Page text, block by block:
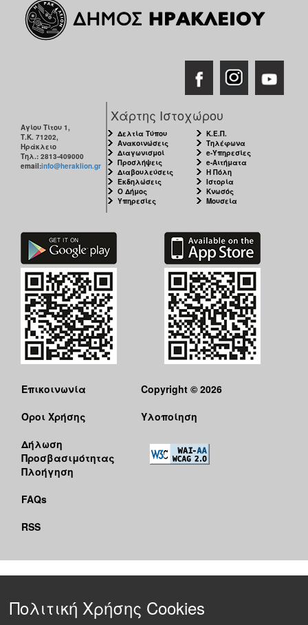
Αγίου Τίτου 1,
Τ.Κ. 71202,
Ηράκλειο
Τηλ.: 2813-409000
email:info@heraklion.gr
Χάρτης Ιστοχώρου
Δελτία Τύπου
Ανακοινώσεις
Διαγωνισμοί
Προσλήψεις
Διαβουλεύσεις
Εκδηλώσεις
Ο Δήμος
Υπηρεσίες
Κ.Ε.Π.
Τηλέφωνα
e-Υπηρεσίες
e-Αιτήματα
Η Πόλη
Ιστορία
Κνωσός
Μουσεία
Επικοινωνία
Όροι Χρήσης
Δήλωση
Προσβασιμότητας
Πλοήγηση
FAQs
RSS
Copyright © 2026
Υλοποίηση
Πολιτική Χρήσης Cookies